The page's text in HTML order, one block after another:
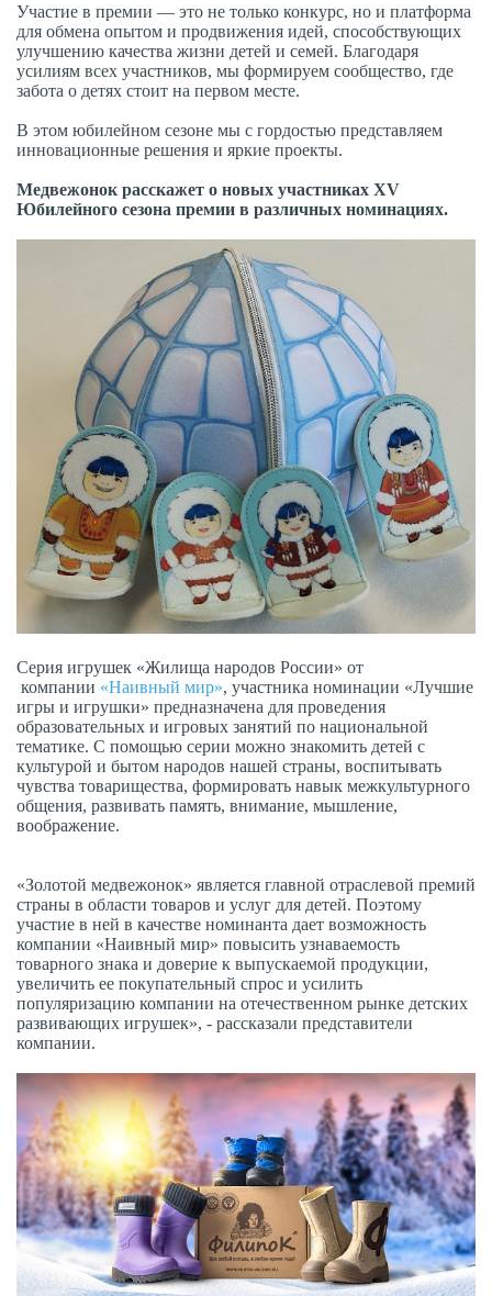
Участие в премии — это не только конкурс, но и платформа
для обмена опытом и продвижения идей, способствующих
улучшению качества жизни детей и семей. Благодаря
усилиям всех участников, мы формируем сообщество, где
забота о детях стоит на первом месте.
В этом юбилейном сезоне мы с гордостью представляем
инновационные решения и яркие проекты.
Медвежонок расскажет о новых участниках XV
Юбилейного сезона премии в различных номинациях.
Серия игрушек «Жилища народов России» от
компании «Наивный мир», участника номинации «Лучшие
игры и игрушки» предназначена для проведения
образовательных и игровых занятий по национальной
тематике. С помощью серии можно знакомить детей с
культурой и бытом народов нашей страны, воспитывать
чувства товарищества, формировать навык межкультурного
общения, развивать память, внимание, мышление,
воображение.
«Золотой медвежонок» является главной отраслевой премий
страны в области товаров и услуг для детей. Поэтому
участие в ней в качестве номинанта дает возможность
компании «Наивный мир» повысить узнаваемость
товарного знака и доверие к выпускаемой продукции,
увеличить ее покупательный спрос и усилить
популяризацию компании на отечественном рынке детских
развивающих игрушек», - рассказали представители
компании.